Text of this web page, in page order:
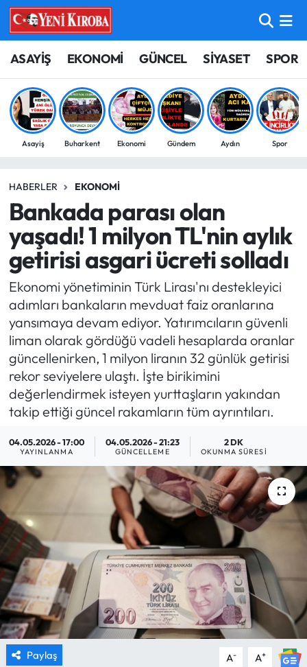
ASAYİŞ EKONOMİ GÜNCEL SİYASET SPOR
Asayiş Buharkent Ekonomi Gündem Aydın Spor
HABERLER EKONOMI
Bankada parası olan
yaşadı! 1 milyon TL'nin aylık
getirisi asgari ücreti solladı
Ekonomi yönetiminin Türk Lirası'nı destekleyici
adımları bankaların mevduat faiz oranlarına
yansımaya devam ediyor. Yatırımcıların güvenli
liman olarak gördüğü vadeli hesaplarda oranlar
güncellenirken, 1 milyon liranın 32 günlük getirisi
rekor seviyelere ulaştı. İşte birikimini
değerlendirmek isteyen yurttaşların yakından
takip ettiği güncel rakamların tüm ayrıntıları.
04.05.2026 - 17:00
YAYINLANMA
04.05.2026 - 21:23
GÜNCELLEME
2 DK
OKUNMA SÜRESI
Paylaş A- A+
ASAYİŞ
BİLİM-TEKNOLOJİ
ÇEVRE
EĞİTİM
EKONOMİ
GÜNCEL
GÜNDEM
MAGAZİN
SAĞLIK
SİYASET
SPOR
TARIM
YAŞAM
RESMİ İLANLAR
HABER İLAN
Aydın Nöbetçi Eczaneler
Aydın Hava Durumu
Aydin Namaz Vakitleri
Süper Lig Puan Durumu ve Fikstür
Tüm Manşetler
Son Dakika Haberleri
Haber Arşivi